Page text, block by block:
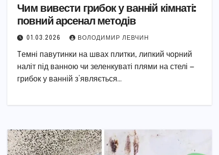
Чим вивести грибок у ванній кімнаті:
повний арсенал методів
01.03.2026 ВОЛОДИМИР ЛЕВЧИН
Tемні павутинки на швах плитки, липкий чорний
наліт під ванною чи зеленкуваті плями на стелі —
грибок у ванній з’являється…